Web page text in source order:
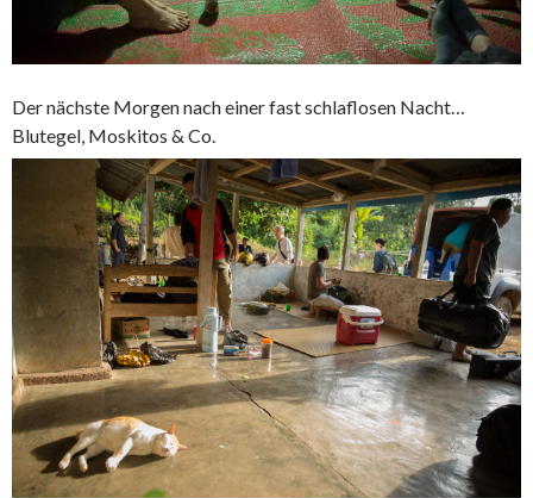
Der nächste Morgen nach einer fast schlaflosen Nacht…
Blutegel, Moskitos & Co.